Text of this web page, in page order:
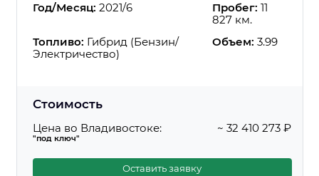
Год/Месяц: 2021/6 Пробег: 11
827 км.
Топливо: Гибрид (Бензин/
Электричество)
Объем: 3.99
Стоимость
Цена во Владивостоке:
"под ключ"
~ 32 410 273 ₽
Оставить заявку